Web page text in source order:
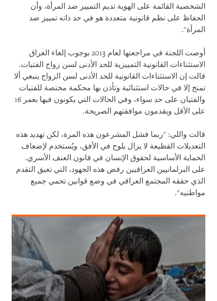
الشخصية القائمة على الهوية تديم التمييز ضد المرأة، وأن
الحفاظ على نظم قانونية متعددة هو في حد ذاته تمييز ضد
المرأة".
أوصت اللجنة في مراجعتها لعام 2013 بوجوب إلغاء العراق
الاستثناءات القانونية التمييزية للحد الأدنى لسن زواج الفتيات.
قالت إن الاستثناءات القانونية للحد الأدنى لسن الزواج ينبغي ألا
تمنح إلا في حالات استثنائية وتأذن بها محكمة مختصة للفتيات
والفتيان على حد سواء، وفي الحالات التي يكونون فيها بعمر 16
على الأقل ويقدمون موافقتهم الصريحة.
قالت واللي: "ربما فشل المشرعون هذه المرة، لكن تهديد هذه
التعديلات الفظيعة لا يزال يلوح في الأفق، ويُستخدم لإضعاف
الحماية الأساسية لحقوق الإنسان في قانون العنف الأسري.
على البرلمانيين العراقيين رفض هذه الجهود، التي تعيق التقدم
الذي حققه المجتمع العراقي في وضع قوانين تحمي جميع
مواطنيه".